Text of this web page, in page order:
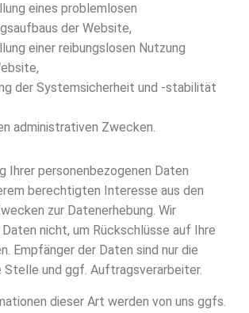
eines problemlosen
der Website,
einer reibungslosen Nutzung
der Systemsicherheit und -stabilität
administrativen Zwecken.
Ihrer personenbezogenen Daten
berechtigten Interesse aus den
zur Datenerhebung. Wir
nicht, um Rückschlüsse auf Ihre
Empfänger der Daten sind nur die
und ggf. Auftragsverarbeiter.
dieser Art werden von uns ggfs.